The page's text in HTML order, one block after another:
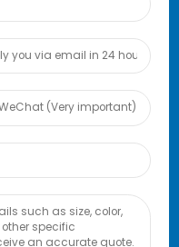
sur nos produits ou
votre e-mail et nous